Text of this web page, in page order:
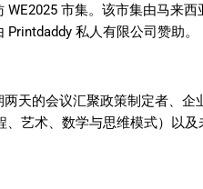
WE2025 市集。该市集由马来
Printdaddy 私人有限公司赞助。
天的会议汇聚政策制定者、企
、艺术、数学与思维模式）以